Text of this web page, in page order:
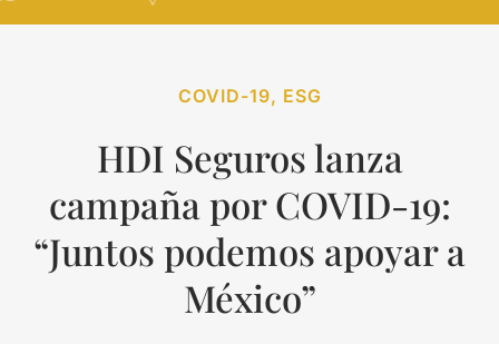
COVID-19, ESG
HDI Seguros lanza
campaña por COVID-19:
“Juntos podemos apoyar a
México”